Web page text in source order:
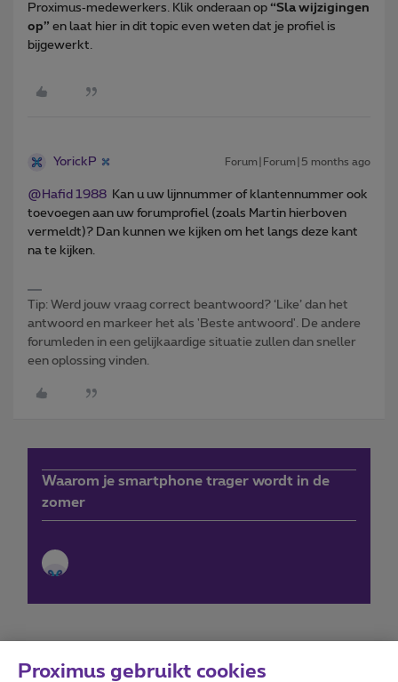
Proximus‑medewerkers. Klik onderaan op “Sla wijzigingen
op” en laat hier in dit topic even weten dat je profiel is
bijgewerkt.
YorickP Forum|Forum|5 months ago
@Hafid 1988 Kan u uw lijnnummer of klantennummer ook
toevoegen aan uw forumprofiel (zoals Martin hierboven
vermeldt)? Dan kunnen we kijken om het langs deze kant
na te kijken.
Tip: Werd jouw vraag correct beantwoord? ‘Like’ dan het
antwoord en markeer het als 'Beste antwoord'. De andere
forumleden in een gelijkaardige situatie zullen dan sneller
een oplossing vinden.
Waarom je smartphone trager wordt in de
zomer
Proximus gebruikt cookies